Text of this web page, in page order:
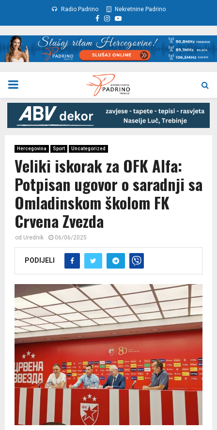
Radio Padrino Nekretnine Padrino
Facebook
Instagram
Youtube
PRIMARY
MENU
Hercegovina Sport Uncategorized
Veliki iskorak za OFK Alfa:
Potpisan ugovor o saradnji sa
Omladinskom školom FK
Crvena Zvezda
od Urednik 06/06/2025
PODIJELI